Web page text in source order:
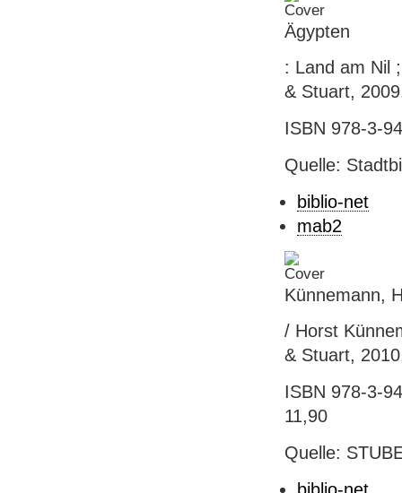
Ägypten
: Land am Nil
& Stuart,
ISBN 978-3-
Quelle:
biblio-net
mab2
Künnemann,
/ Horst
& Stuart,
ISBN 978-3-
11,90
Quelle: